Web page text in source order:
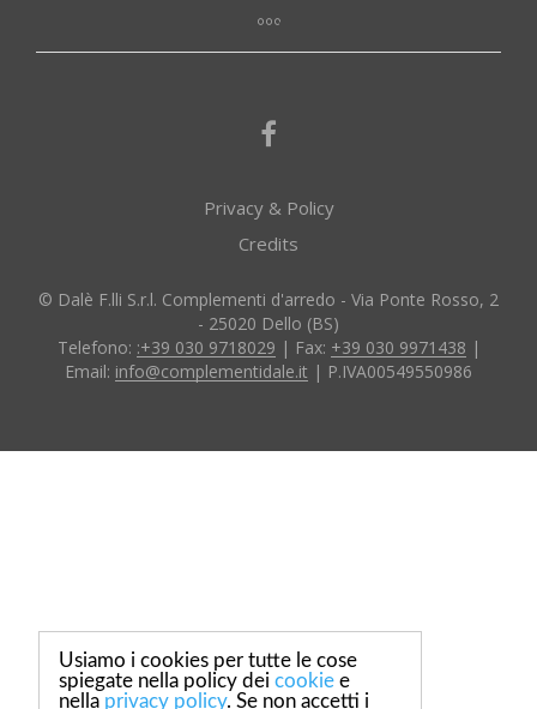
Privacy & Policy
Credits
© Dalè F.lli S.r.l. Complementi d'arredo - Via Ponte Rosso, 2
- 25020 Dello (BS)
Telefono: :+39 030 9718029 | Fax: +39 030 9971438 |
Email: info@complementidale.it | P.IVA00549550986
Usiamo i cookies per tutte le cose
spiegate nella policy dei cookie e
nella privacy policy. Se non accetti i